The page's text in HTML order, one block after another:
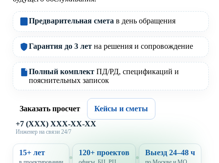
Предварительная смета в день обращения
Гарантия до 3 лет на решения и сопровождение
Полный комплект ПД/РД, спецификаций и
пояснительных записок
Заказать просчет
Кейсы и сметы
+7 (XXX) XXX-XX-XX
Инженер на связи 24/7
15+ лет 120+ проектов Выезд 24–48 ч